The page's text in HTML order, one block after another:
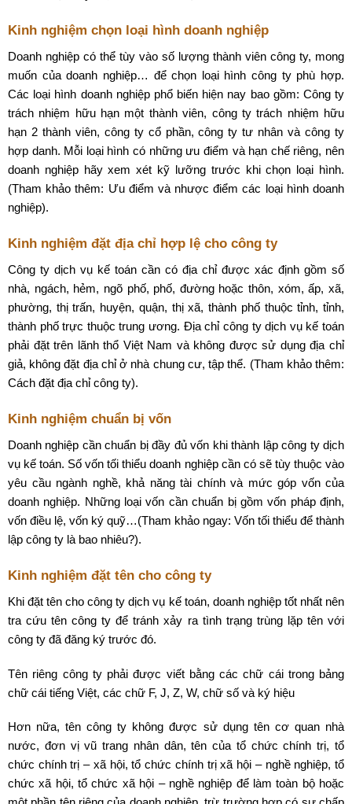
Kinh nghiệm chọn loại hình doanh nghiệp
Doanh nghiệp có thể tùy vào số lượng thành viên công ty, mong
muốn của doanh nghiệp… để chọn loại hình công ty phù hợp.
Các loại hình doanh nghiệp phổ biến hiện nay bao gồm: Công ty
trách nhiệm hữu hạn một thành viên, công ty trách nhiệm hữu
hạn 2 thành viên, công ty cổ phần, công ty tư nhân và công ty
hợp danh. Mỗi loại hình có những ưu điểm và hạn chế riêng, nên
doanh nghiệp hãy xem xét kỹ lưỡng trước khi chọn loại hình.
(Tham khảo thêm: Ưu điểm và nhược điểm các loại hình doanh
nghiệp).
Kinh nghiệm đặt địa chỉ hợp lệ cho công ty
Công ty dịch vụ kế toán cần có địa chỉ được xác định gồm số
nhà, ngách, hẻm, ngõ phố, phố, đường hoặc thôn, xóm, ấp, xã,
phường, thị trấn, huyện, quận, thị xã, thành phố thuộc tỉnh, tỉnh,
thành phố trực thuộc trung ương. Địa chỉ công ty dịch vụ kế toán
phải đặt trên lãnh thổ Việt Nam và không được sử dụng địa chỉ
giả, không đặt địa chỉ ở nhà chung cư, tập thể. (Tham khảo thêm:
Cách đặt địa chỉ công ty).
Kinh nghiệm chuẩn bị vốn
Doanh nghiệp cần chuẩn bị đầy đủ vốn khi thành lập công ty dịch
vụ kế toán. Số vốn tối thiểu doanh nghiệp cần có sẽ tùy thuộc vào
yêu cầu ngành nghề, khả năng tài chính và mức góp vốn của
doanh nghiệp. Những loại vốn cần chuẩn bị gồm vốn pháp định,
vốn điều lệ, vốn ký quỹ…(Tham khảo ngay: Vốn tối thiểu để thành
lập công ty là bao nhiêu?).
Kinh nghiệm đặt tên cho công ty
Khi đặt tên cho công ty dịch vụ kế toán, doanh nghiệp tốt nhất nên
tra cứu tên công ty để tránh xảy ra tình trạng trùng lặp tên với
công ty đã đăng ký trước đó.
Tên riêng công ty phải được viết bằng các chữ cái trong bảng
chữ cái tiếng Việt, các chữ F, J, Z, W, chữ số và ký hiệu
Hơn nữa, tên công ty không được sử dụng tên cơ quan nhà
nước, đơn vị vũ trang nhân dân, tên của tổ chức chính trị, tổ
chức chính trị – xã hội, tổ chức chính trị xã hội – nghề nghiệp, tổ
chức xã hội, tổ chức xã hội – nghề nghiệp để làm toàn bộ hoặc